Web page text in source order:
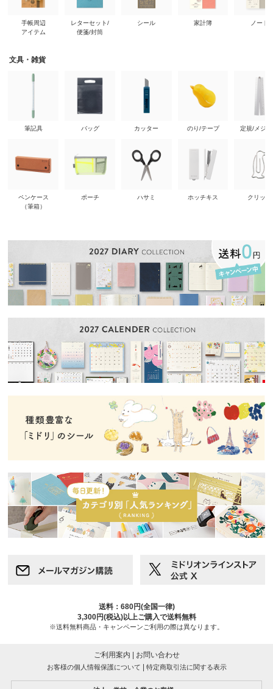
手帳周辺
アイテム
レターセット/
便箋/封筒
シール 家計簿 ノート
文具・雑貨
筆記具
ペンケース
（筆箱）
バッグ
ポーチ
カッター
ハサミ
のり/テープ
ホッチキス
定規/メジ
クリップ
送料：680円(全国一律)
3,300円(税込)以上ご購入で送料無料
※送料無料商品・キャンペーンご利用の際は異なります。
ご利用案内 | お問い合わせ
お客様の個人情報保護について | 特定商取引法に関する表示